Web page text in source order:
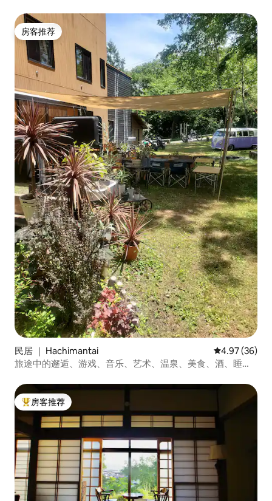
房客推荐
房客推荐
民居 ｜ Hachimantai 平均评分
4.97 (36)
旅途中的邂逅、游戏、音乐、艺术、温泉、美食、酒、睡
热门「房客推荐」
房客推荐